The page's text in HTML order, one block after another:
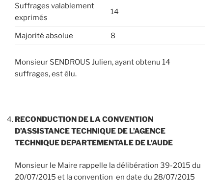
Suffrages valablement
exprimés
14
Majorité absolue 8
Monsieur SENDROUS Julien, ayant obtenu 14
suffrages, est élu.
RECONDUCTION DE LA CONVENTION
D’ASSISTANCE TECHNIQUE DE L’AGENCE
TECHNIQUE DEPARTEMENTALE DE L’AUDE
Monsieur le Maire rappelle la délibération 39-2015 du
20/07/2015 et la convention en date du 28/07/2015